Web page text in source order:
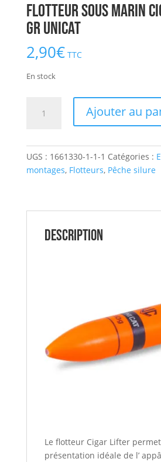
Flotteur Sous Marin
gr UNICAT
2,90€ TTC
En stock
Sous
Marin
Cigar
gr
Ajouter au
UGS : 1661330-1-1-1 Catégories :
montages, Flotteurs, Pêche silure
Description
Le flotteur Cigar Lifter
présentation idéale de l’